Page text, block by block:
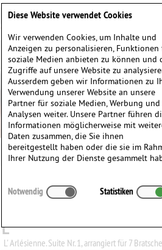
C D I J
T U Z 0-9
L
L' Arlésienne. Suite Nr. 1, arrangiert für 7
Diese Website verwendet Cookies
Wir verwenden Cookies, um Inhalte und
Anzeigen zu personalisieren, Funktionen
soziale Medien anbieten zu können und
Zugriffe auf unsere Website zu
Ausserdem geben wir Informationen zu
Verwendung unserer Website an unsere
Partner für soziale Medien, Werbung und
Analysen weiter. Unsere Partner führen
Informationen möglicherweise mit
Daten zusammen, die Sie ihnen
bereitgestellt haben oder die sie im
Ihrer Nutzung der Dienste gesammelt
Notwendig Statistiken